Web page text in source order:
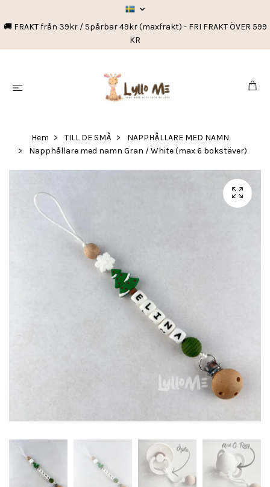
🚚 FRAKT från 39kr / Spårbar 49kr (maxfrakt) - FRI FRAKT ÖVER 599
KR
Hem TILL DE SMÅ
NAPPHÅLLARE MED NAMN
Napphållare med namn Gran / White (max 6 bokstäver)